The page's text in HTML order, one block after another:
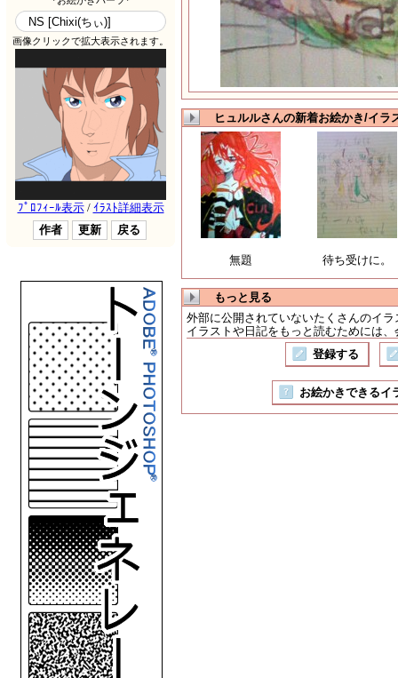
ヒュルルさんの新着お絵かき/イラ
無題 待ち受けに。
もっと見る
外部に公開されていないたくさんのイ
イラストや日記をもっと読むためには
登録する
お絵かきできるイ